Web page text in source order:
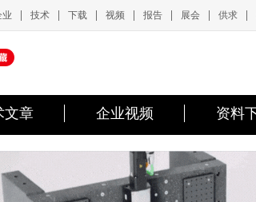
业 技术 下载 视频 报告 展会 供求
文章 企业视频 资料